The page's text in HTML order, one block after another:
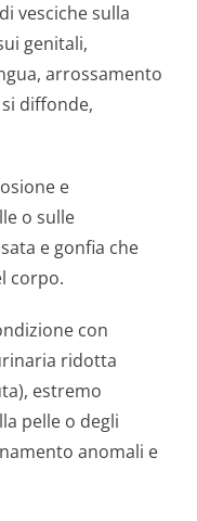
vesciche sulla
genitali,
arrossamento
diffonde,
e
o sulle
e gonfia che
corpo.
con
ridotta
estremo
pelle o degli
anomali e